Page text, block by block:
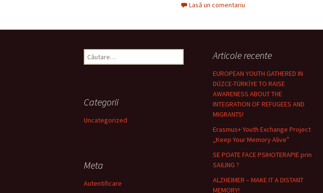
Lasă un comentariu
Caută
după:
Articole recente
EUROPEAN YOUTH GATHERED IN
DÜZCE-TÜRKİYE TO RAISE
AWARENESS ABOUT THE
INTEGRATION OF REFUGEES AND
MIGRANTS!
Erasmus+ Youth Exchange Project
„Keep Your Memory Alive”
SE POATE FACE PSIHOTERAPIE prin
SAILING ?
ALZHEIMER – MAKE IT A DISTANT
MEMORY!
Categorii
Uncategorized
Meta
Autentificare